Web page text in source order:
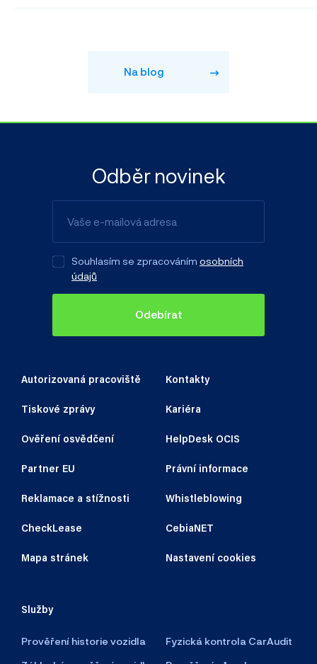
Na blog
Autorizovaná pracoviště Kontakty
Tiskové zprávy Kariéra
Ověření osvědčení HelpDesk OCIS
Partner EU Právní informace
Reklamace a stížnosti Whistleblowing
CheckLease CebiaNET
Mapa stránek Nastavení cookies
Služby
Prověření historie vozidla
Fyzická kontrola CarAudit
Odběr novinek
Souhlasím se zpracováním osobních
údajů
Odebírat